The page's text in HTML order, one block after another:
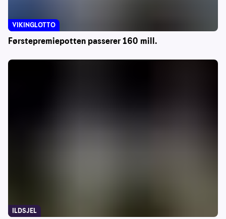
Førstepremiepotten passerer 160 mill.
VIKINGLOTTO
ILDSJEL